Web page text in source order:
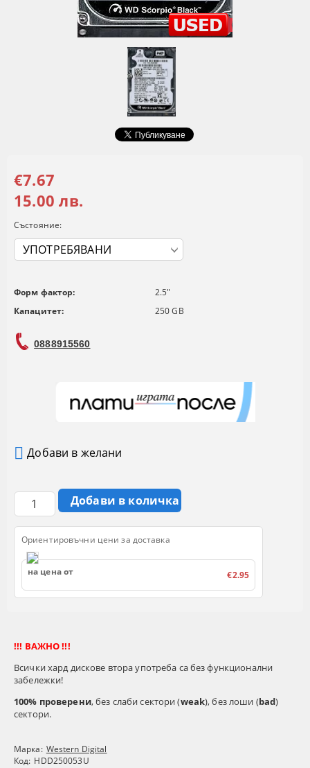
!!! ВАЖНО !!!
Всички хард дискове втора употреба са без функционални
забележки!
100% проверени, без слаби сектори (weak), без лоши (bad)
сектори.
Марка: Western Digital
Код: HDD250053U
€7.67
15.00 лв.
Състояние:
Форм фактор:
2.5"
Капацитет:
250 GB
0888915560
Добави в желани
Ориентировъчни цени за доставка
на цена от €2.95